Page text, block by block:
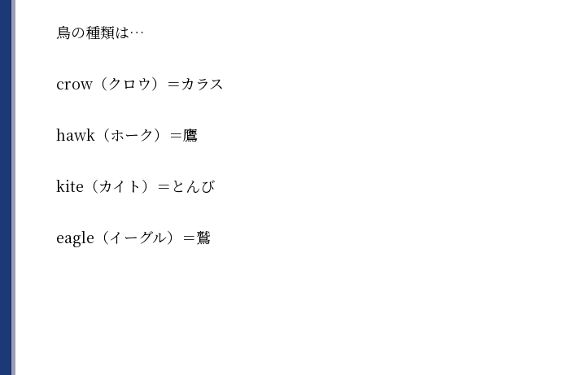
鳥の種類は…
crow（クロウ）＝カラス
hawk（ホーク）＝鷹
kite（カイト）＝とんび
eagle（イーグル）＝鷲